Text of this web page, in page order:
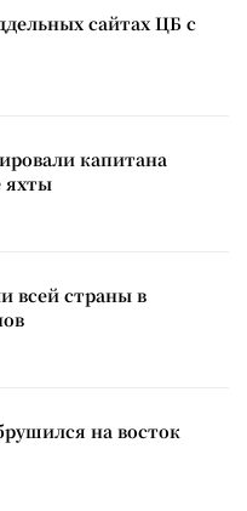
сайтах ЦБ с
капитана
яхты
всей страны в
на восток